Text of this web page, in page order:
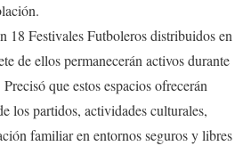
18 Festivales Futboleros distribuidos en
de ellos permanecerán activos durante
que estos espacios ofrecerán
los partidos, actividades culturales,
familiar en entornos seguros y libres